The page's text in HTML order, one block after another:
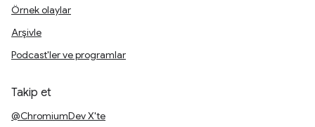
Örnek olaylar
Arşivle
Podcast'ler ve programlar
Takip et
@ChromiumDev X'te